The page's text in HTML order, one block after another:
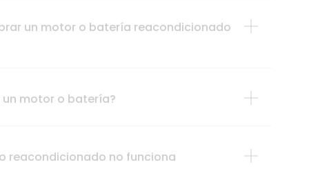
un motor o batería reacondicionado
motor o batería?
reacondicionado no funciona